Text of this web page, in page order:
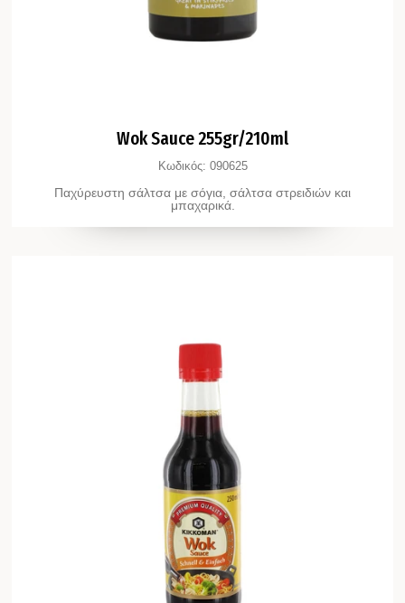
Wok Sauce 255gr/210ml
Κωδικός: 090625
Παχύρευστη σάλτσα με σόγια, σάλτσα στρειδιών και
μπαχαρικά.